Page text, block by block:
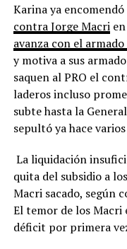
Karina ya
contra Jorge Macrien
avanza con el
y motiva a sus
saquen al PRO el
laderos incluso
subte hasta la
sepultó ya hace
La liquidación
quita del subsidio a
Macri sacado, según
El temor de los Macri
déficit por primera